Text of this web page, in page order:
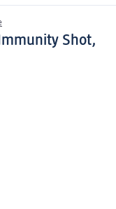
Shot,